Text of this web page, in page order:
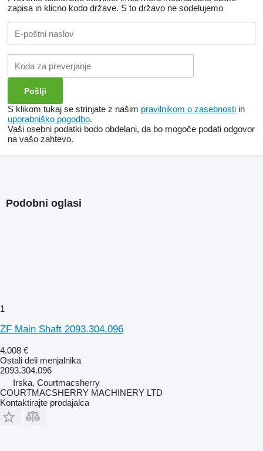
zapisa in klicno kodo države. S to državo ne sodelujemo
S klikom tukaj se strinjate z našim pravilnikom o zasebnosti in
uporabniško pogodbo.
Vaši osebni podatki bodo obdelani, da bo mogoče podati odgovor
na vašo zahtevo.
Podobni oglasi
1
ZF Main Shaft 2093.304.096
4.008 €
Ostali deli menjalnika
2093.304.096
Irska, Courtmacsherry
COURTMACSHERRY MACHINERY LTD
Kontaktirajte prodajalca